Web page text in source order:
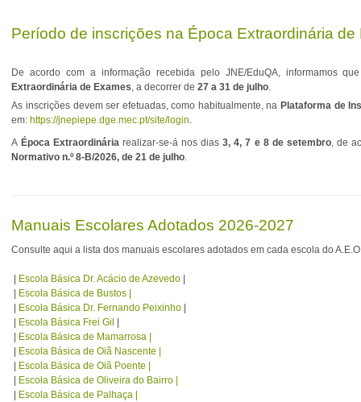
Período de inscrições na Época Extraordinária de
De acordo com a informação recebida pelo JNE/EduQA, informamos
Extraordinária de Exames, a decorrer de27 a 31 de julho.
As inscrições devem ser efetuadas, como habitualmente, na Plataforma de
em: https://jnepiepe.dge.mec.pt/site/login.
A Época Extraordináriarealizar‑se‑á nos dias3, 4, 7 e 8 de setembro, de
Normativo n.º 8‑B/2026, de 21 de julho.
Manuais Escolares Adotados 2026-2027
Consulte aqui a lista dos manuais escolares adotados em cada escola do
Escola Básica Dr. Acácio de Azevedo
Escola Básica de Bustos |
Escola Básica Dr. Fernando Peixinho
Escola Básica Frei Gil
Escola Básica de Mamarrosa |
Escola Básica de Oiã Nascente |
Escola Básica de Oiã Poente |
Escola Básica de Oliveira do Bairro |
Escola Básica de Palhaça |